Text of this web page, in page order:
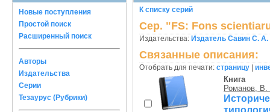
Новые поступления
Простой поиск
Расширенный поиск
Авторы
Издательства
Серии
Тезаурус (Рубрики)
К списку серий
Сер. "FS: Fons
Издательства: Издатель Савин С. А.
Связанные описания:
Отобрать для печати: страницу
Книга
Романов,